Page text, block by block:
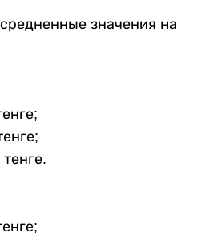
значения на